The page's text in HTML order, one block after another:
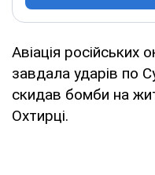
Авіація російських
завдала ударів по
скидав бомби на
Охтирці.